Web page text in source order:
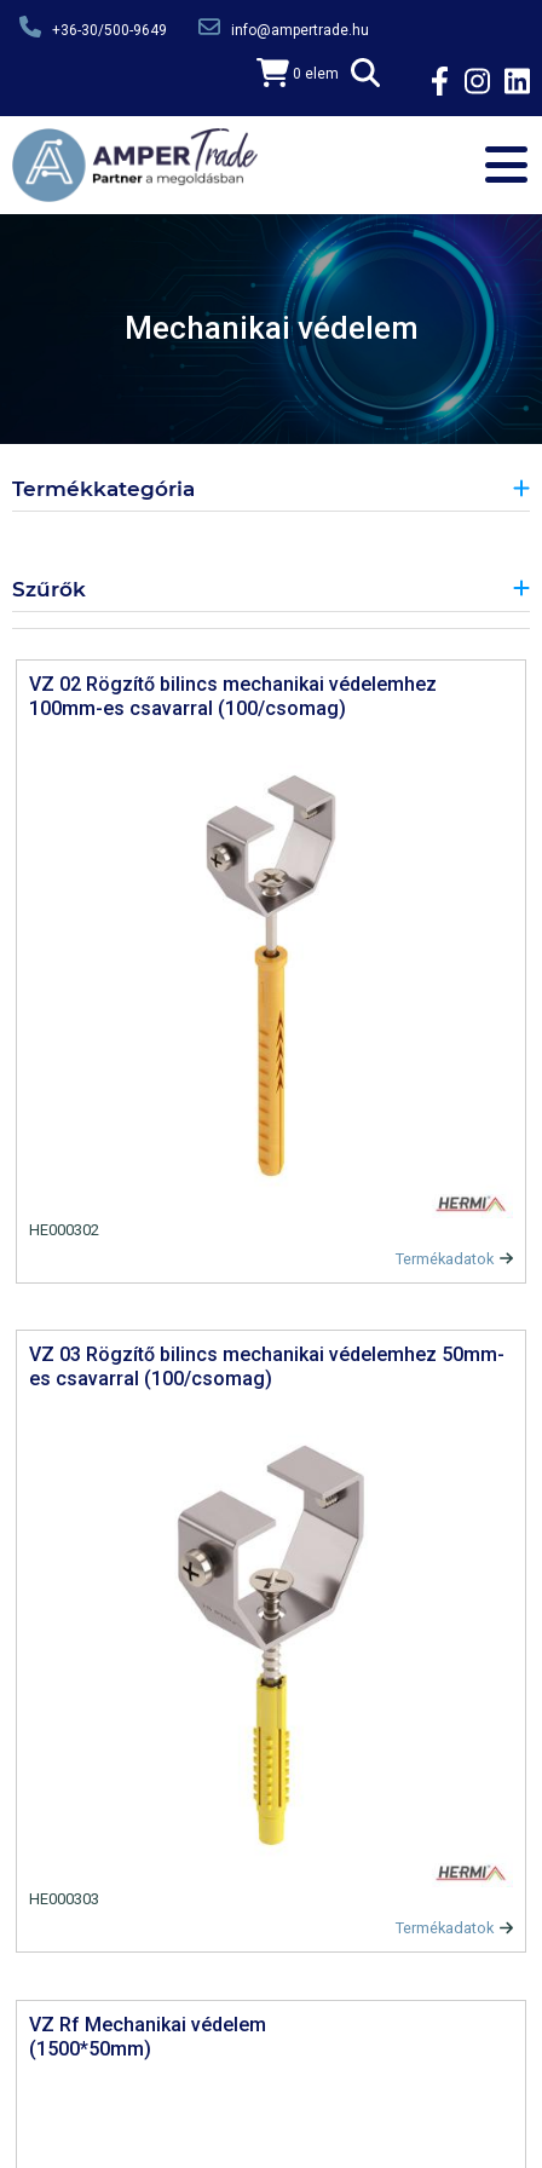
Ugrás a tartalomra
+36-30/500-9649 info@ampertrade.hu
0 elem
Mechanikai védelem
Termékkategória
Szűrők
VZ 02 Rögzítő bilincs mechanikai védelemhez
100mm-es csavarral (100/csomag)
HE000302
Termékadatok
VZ 03 Rögzítő bilincs mechanikai védelemhez 50mm-
es csavarral (100/csomag)
HE000303
Termékadatok
VZ Rf Mechanikai védelem
(1500*50mm)